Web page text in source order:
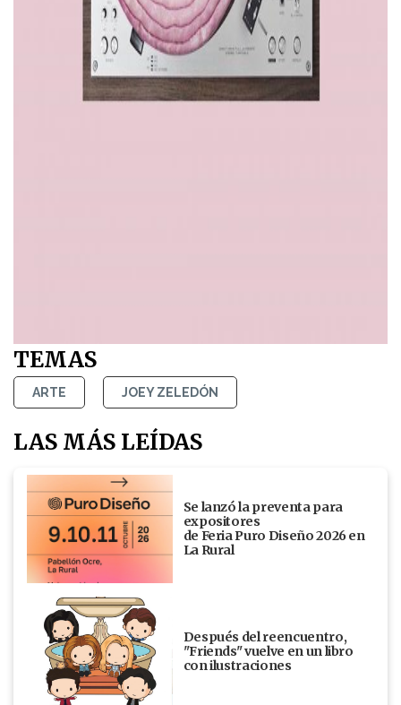
TEMAS
ARTE JOEY ZELEDÓN
LAS MÁS LEÍDAS
Se lanzó la preventa para
expositores
de Feria Puro Diseño 2026 en
La Rural
Después del reencuentro,
"Friends" vuelve en un libro
con ilustraciones